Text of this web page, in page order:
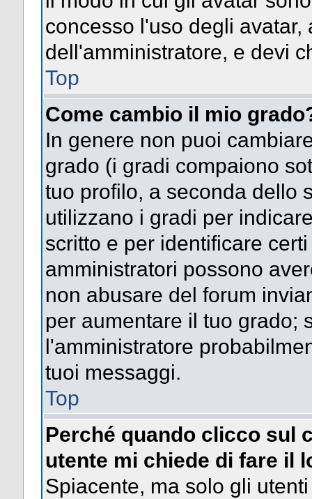
concesso l'uso degli
dell'amministratore, e devi
Top
Come cambio il mio
In genere non puoi
grado (i gradi compaiono
tuo profilo, a seconda dello
utilizzano i gradi per
scritto e per identificare
amministratori possono
non abusare del forum
per aumentare il tuo grado;
l'amministratore
tuoi messaggi.
Top
Perché quando clicco sul
utente mi chiede di fare il
Spiacente, ma solo gli